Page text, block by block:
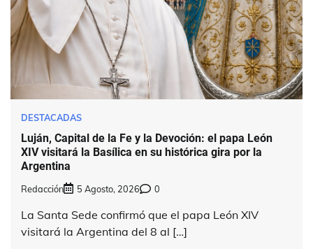
DESTACADAS
Luján, Capital de la Fe y la Devoción: el papa León
XIV visitará la Basílica en su histórica gira por la
Argentina
Redacción 5 Agosto, 2026 0
La Santa Sede confirmó que el papa León XIV
visitará la Argentina del 8 al […]